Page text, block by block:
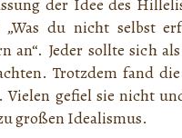
der Idee des
„Was du nicht selbst
an“. Jeder sollte sich
Trotzdem fand
Vielen gefiel sie nicht
großen Idealismus.